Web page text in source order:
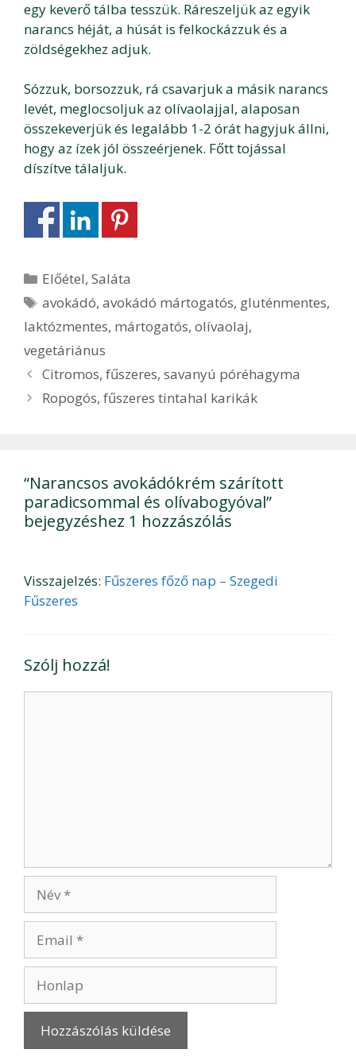
egy keverő tálba tesszük. Ráreszeljük az egyik
narancs héját, a húsát is felkockázzuk és a
zöldségekhez adjuk.
Sózzuk, borsozzuk, rá csavarjuk a másik narancs
levét, meglocsoljuk az olívaolajjal, alaposan
összekeverjük és legalább 1-2 órát hagyjuk állni,
hogy az ízek jól összeérjenek. Főtt tojással
díszítve tálaljuk.
Kategória
Előétel,Saláta
Címkék
avokádó,avokádó mártogatós, gluténmentes,
laktózmentes, mártogatós, olívaolaj,
vegetáriánus
Bejegyzés
navigáció
Citromos, fűszeres, savanyú póréhagyma
Ropogós, fűszeres tintahal karikák
“Narancsos avokádókrém szárított
paradicsommal és olívabogyóval”
bejegyzéshez 1 hozzászólás
Visszajelzés: Fűszeres főző nap – Szegedi
Fűszeres
Szólj hozzá!